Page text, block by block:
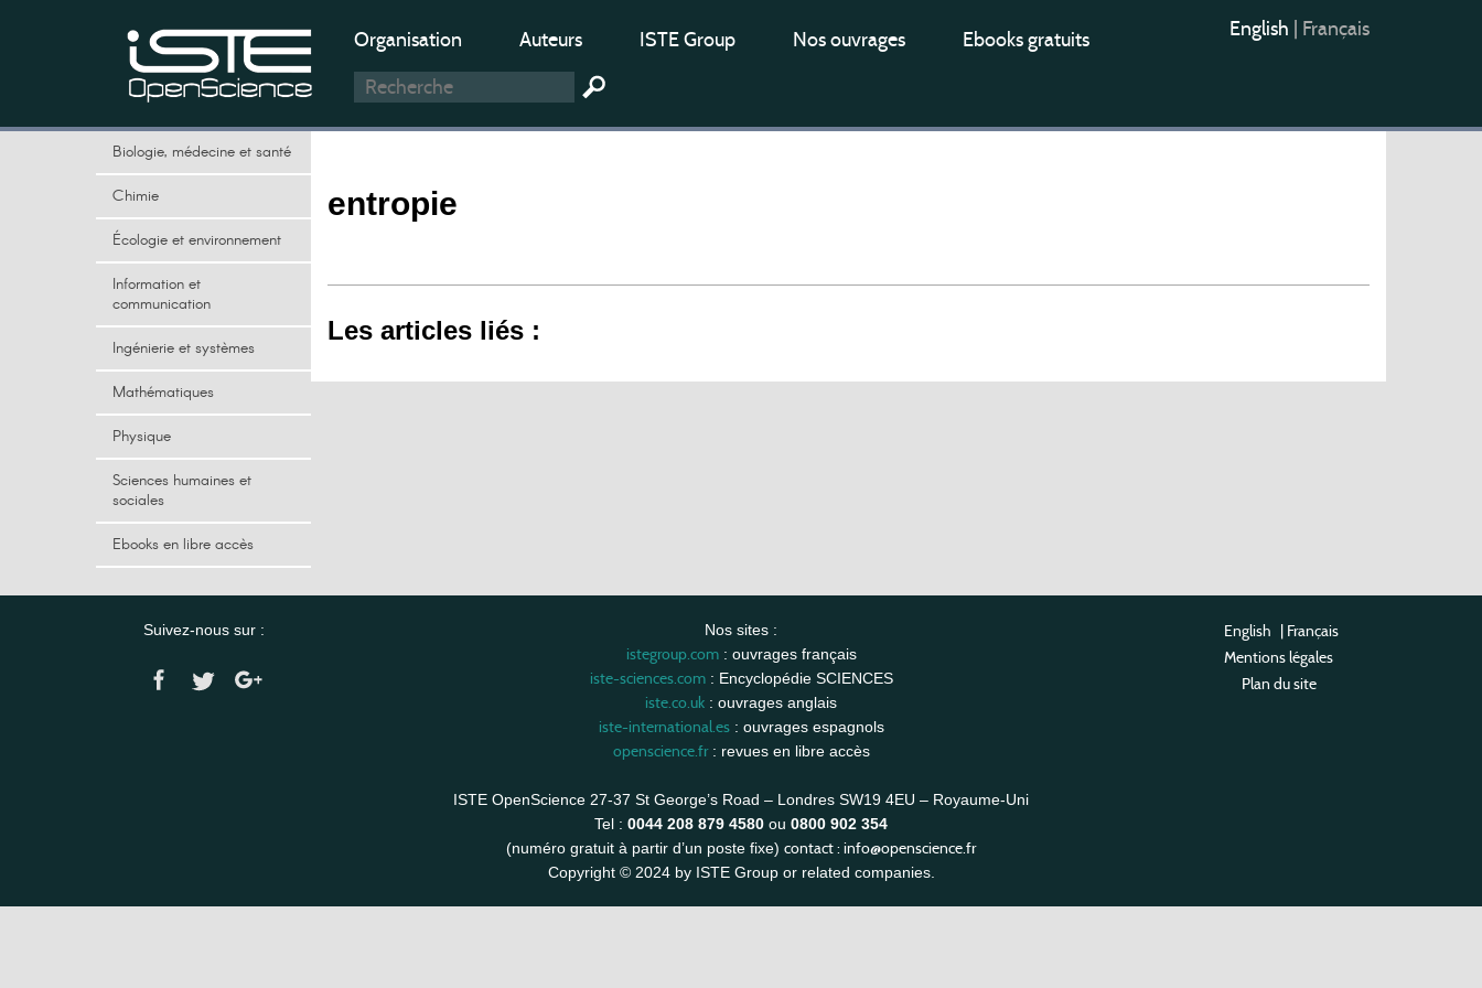
Organisation Auteurs ISTE Group Nos ouvrages Ebooks gratuits English Français
Biologie, médecine et santé
Chimie
Écologie et environnement
Information et
communication
Ingénierie et systèmes
Mathématiques
Physique
Sciences humaines et
sociales
Ebooks en libre accès
entropie
Les articles liés :
Suivez-nous sur : Nos sites :
istegroup.com: ouvrages français
iste-sciences.com: Encyclopédie SCIENCES
iste.co.uk : ouvrages anglais
iste-international.es: ouvrages espagnols
openscience.fr: revues en libre accès
ISTE OpenScience 27-37 St George’s Road – Londres SW19 4EU – Royaume-Uni
Tel : 0044 208 879 4580 ou 0800 902 354
(numéro gratuit à partir d’un poste fixe) contact : info@openscience.fr
Copyright © 2024 by ISTE Group or related companies.
English | Français
Mentions légales
Plan du site